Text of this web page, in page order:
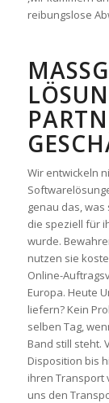
reibungslose
Wir entwickeln
genau das,
die speziell für
wurde.
nutzen sie
Online-
Europa. Heute
liefern? Kein
selben Tag,
Band still steht.
Disposition bis
ihren Transport
uns den